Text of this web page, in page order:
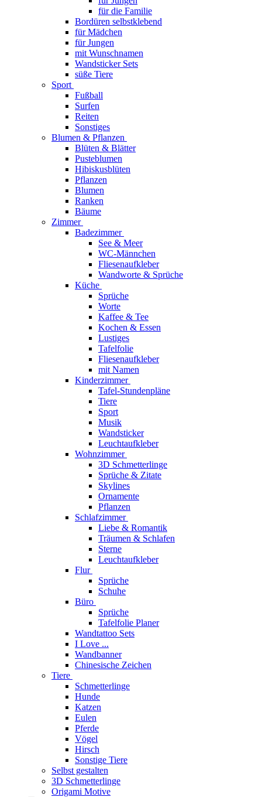
für die Familie
Bordüren selbstklebend
für Mädchen
für Jungen
mit Wunschnamen
Wandsticker Sets
süße Tiere
Sport
Fußball
Surfen
Reiten
Sonstiges
Blumen & Pflanzen
Blüten & Blätter
Pusteblumen
Hibiskusblüten
Pflanzen
Blumen
Ranken
Bäume
Zimmer
Badezimmer
See & Meer
WC-Männchen
Fliesenaufkleber
Wandworte & Sprüche
Küche
Sprüche
Worte
Kaffee & Tee
Kochen & Essen
Lustiges
Tafelfolie
Fliesenaufkleber
mit Namen
Kinderzimmer
Tafel-Stundenpläne
Tiere
Sport
Musik
Wandsticker
Leuchtaufkleber
Wohnzimmer
3D Schmetterlinge
Sprüche & Zitate
Skylines
Ornamente
Pflanzen
Schlafzimmer
Liebe & Romantik
Träumen & Schlafen
Sterne
Leuchtaufkleber
Flur
Sprüche
Schuhe
Büro
Sprüche
Tafelfolie Planer
Wandtattoo Sets
I Love ...
Wandbanner
Chinesische Zeichen
Tiere
Schmetterlinge
Hunde
Katzen
Eulen
Pferde
Vögel
Hirsch
Sonstige Tiere
Selbst gestalten
3D Schmetterlinge
Origami Motive